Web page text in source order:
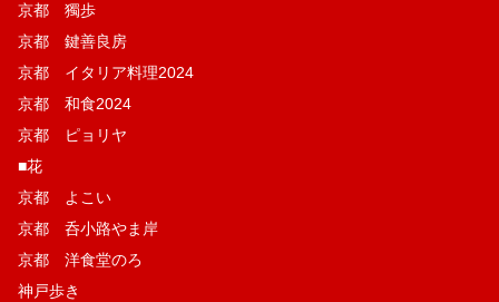
京都 獨歩
京都 鍵善良房
京都 イタリア料理2024
京都 和食2024
京都 ピョリヤ
■花
京都 よこい
京都 呑小路やま岸
京都 洋食堂のろ
神戸歩き